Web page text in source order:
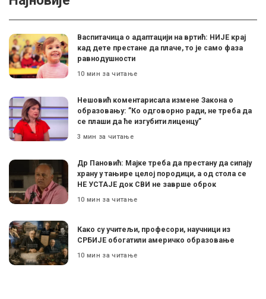
Васпитачица о адаптацији на вртић: НИЈЕ крај
кад дете престане да плаче, то је само фаза
равнодушности
10 мин за читање
Нешовић коментарисала измене Закона о
образовању: ”Ко одговорно ради, не треба да
се плаши да ће изгубити лиценцу”
3 мин за читање
Др Пановић: Мајке треба да престану да сипају
храну у тањире целој породици, а од стола се
НЕ УСТАЈЕ док СВИ не заврше оброк
10 мин за читање
Како су учитељи, професори, научници из
СРБИЈЕ обогатили америчко образовање
10 мин за читање